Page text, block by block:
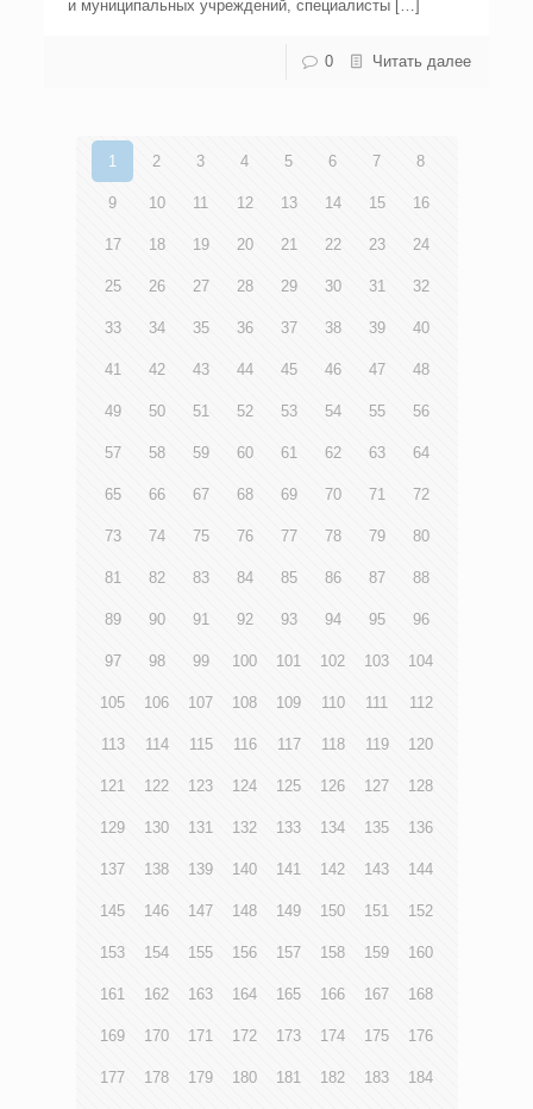
и муниципальных учреждений, специалисты […]
0 Читать далее
1 2 3 4 5 6 7 8
9 10 11 12 13 14 15 16
17 18 19 20 21 22 23 24
25 26 27 28 29 30 31 32
33 34 35 36 37 38 39 40
41 42 43 44 45 46 47 48
49 50 51 52 53 54 55 56
57 58 59 60 61 62 63 64
65 66 67 68 69 70 71 72
73 74 75 76 77 78 79 80
81 82 83 84 85 86 87 88
89 90 91 92 93 94 95 96
97 98 99 100 101 102 103 104
105 106 107 108 109 110 111 112
113 114 115 116 117 118 119 120
121 122 123 124 125 126 127 128
129 130 131 132 133 134 135 136
137 138 139 140 141 142 143 144
145 146 147 148 149 150 151 152
153 154 155 156 157 158 159 160
161 162 163 164 165 166 167 168
169 170 171 172 173 174 175 176
177 178 179 180 181 182 183 184